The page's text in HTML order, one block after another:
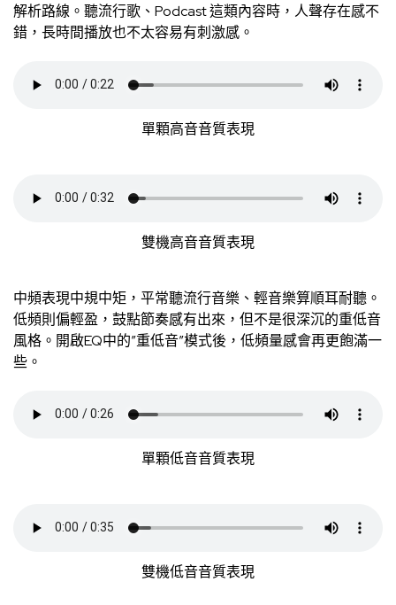
解析路線。聽流行歌、Podcast 這類內容時，人聲存在感不
錯，長時間播放也不太容易有刺激感。
單顆高音音質表現
雙機高音音質表現
中頻表現中規中矩，平常聽流行音樂、輕音樂算順耳耐聽。
低頻則偏輕盈，鼓點節奏感有出來，但不是很深沉的重低音
風格。開啟EQ中的”重低音”模式後，低頻量感會再更飽滿一
些。
單顆低音音質表現
雙機低音音質表現